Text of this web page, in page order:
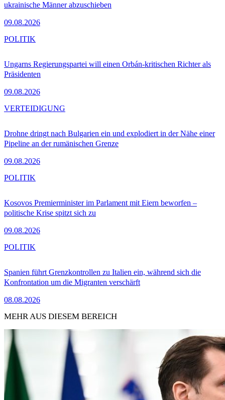
ukrainische Männer abzuschieben
09.08.2026
Ungarns Regierungspartei will einen Orbán-kritischen Richter als
Präsidenten
09.08.2026
POLITIK
Drohne dringt nach Bulgarien ein und explodiert in der Nähe einer
Pipeline an der rumänischen Grenze
09.08.2026
VERTEIDIGUNG
Kosovos Premierminister im Parlament mit Eiern beworfen –
politische Krise spitzt sich zu
09.08.2026
POLITIK
Spanien führt Grenzkontrollen zu Italien ein, während sich die
Konfrontation um die Migranten verschärft
08.08.2026
POLITIK
MEHR AUS DIESEM BEREICH